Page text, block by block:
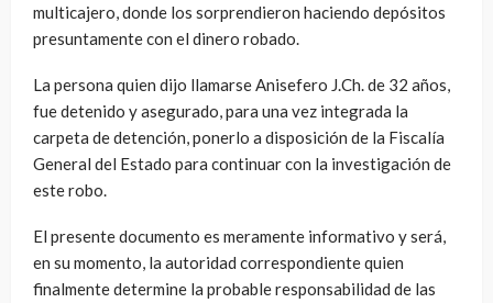
multicajero, donde los sorprendieron haciendo depósitos
presuntamente con el dinero robado.
La persona quien dijo llamarse Anisefero J.Ch. de 32 años,
fue detenido y asegurado, para una vez integrada la
carpeta de detención, ponerlo a disposición de la Fiscalía
General del Estado para continuar con la investigación de
este robo.
El presente documento es meramente informativo y será,
en su momento, la autoridad correspondiente quien
finalmente determine la probable responsabilidad de las